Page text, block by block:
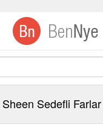
Sedefli Farlar